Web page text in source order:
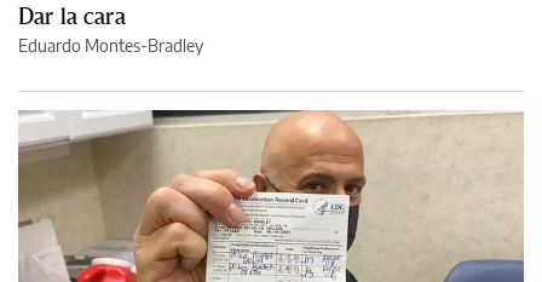
Dar la cara
Eduardo Montes-Bradley